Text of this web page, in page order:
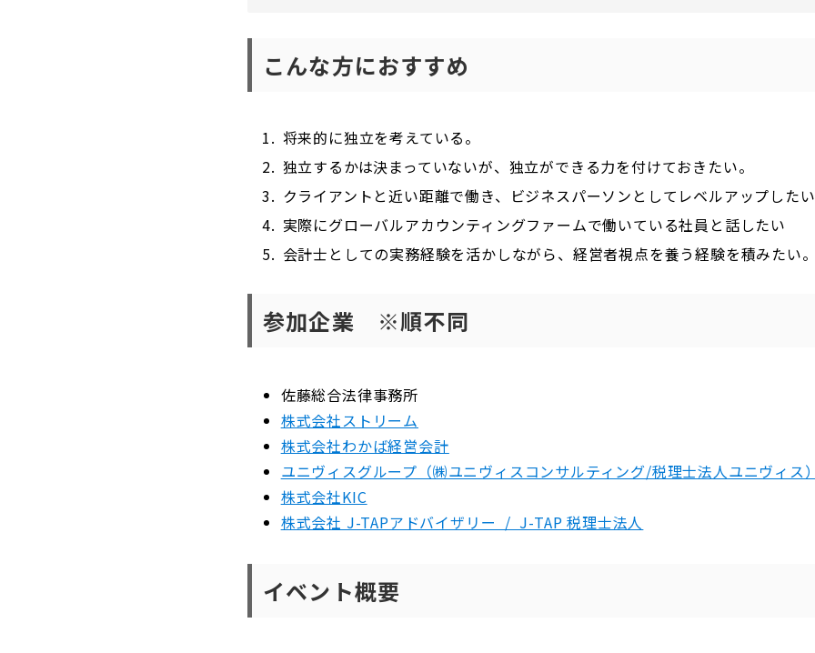
こんな方におすすめ
将来的に独立を考えている。
独立するかは決まっていないが、独立ができる力を付けておきたい。
クライアントと近い距離で働き、ビジネスパーソンとしてレベルアップした
実際にグローバルアカウンティングファームで働いている社員と話したい
会計士としての実務経験を活かしながら、経営者視点を養う経験を積みたい
参加企業 ※順不同
佐藤総合法律事務所
株式会社ストリーム
株式会社わかば経営会計
ユニヴィスグループ（㈱ユニヴィスコンサルティング/税理士法人ユニヴィス
株式会社KIC
株式会社 J-TAPアドバイザリー / J-TAP 税理士法人
イベント概要